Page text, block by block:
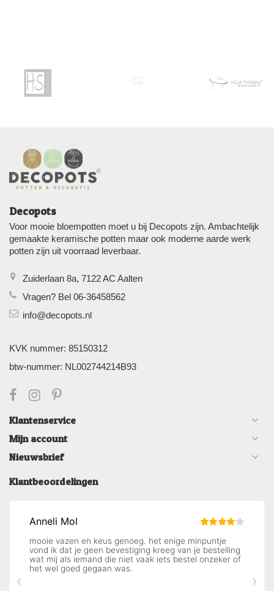
Decopots
Voor mooie bloempotten moet u bij Decopots zijn. Ambachtelijk
gemaakte keramische potten maar ook moderne aarde werk
potten zijn uit voorraad leverbaar.
Zuiderlaan 8a, 7122 AC Aalten
Vragen? Bel 06-36458562
info@decopots.nl
KVK nummer: 85150312
btw-nummer: NL002744214B93
Klantenservice
Mijn account
Nieuwsbrief
Klantbeoordelingen